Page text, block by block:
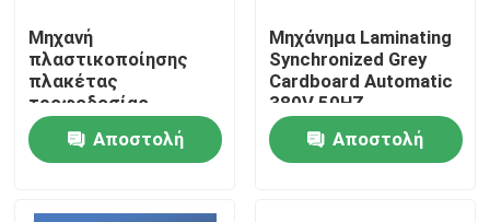
Σπίτι
Προϊόντα
Μηχανή
πλαστικοποίησης
πλακέτας
τροφοδοσίας
κορυφαίας ακμής ISO
υψηλής ταχύτητας
Αποστολή
Μηχάνημα Laminating
Synchronized Grey
Cardboard Automatic
380V 50HZ
Αποστολή